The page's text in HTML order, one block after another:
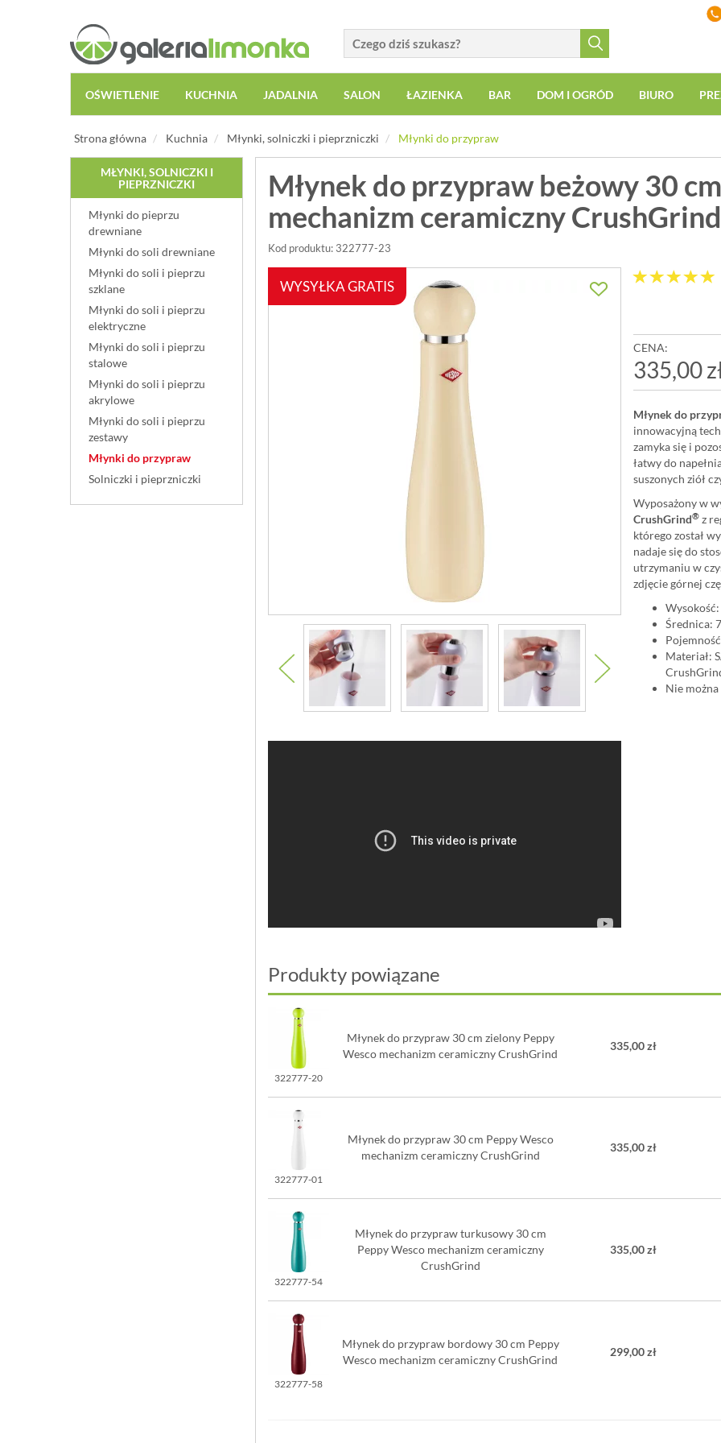
OŚWIETLENIE KUCHNIA JADALNIA SALON ŁAZIENKA BAR DOM I OGRÓD BIURO
Strona główna Kuchnia Młynki, solniczki i pieprzniczki Młynki do przypraw
MŁYNKI, SOLNICZKI I
PIEPRZNICZKI
Młynki do pieprzu
drewniane
Młynki do soli drewniane
Młynki do soli i pieprzu
szklane
Młynki do soli i pieprzu
elektryczne
Młynki do soli i pieprzu
stalowe
Młynki do soli i pieprzu
akrylowe
Młynki do soli i pieprzu
zestawy
Młynki do przypraw
Solniczki i pieprzniczki
Młynek do przypraw beżowy 30
mechanizm ceramiczny CrushGrind
Kod produktu: 322777-23
WYSYŁKA GRATIS
CENA:
335,00
Młynek do
innowacyjną
zamyka się i
łatwy do
suszonych ziół
Wyposażony w
CrushGrind® z
którego został
nadaje się do
utrzymaniu w
zdjęcie górnej
Średnica:
Materiał:
Nie
Produkty powiązane
322777-20
Młynek do przypraw 30 cm zielony Peppy
Wesco mechanizm ceramiczny CrushGrind
335,00 zł
322777-01
Młynek do przypraw 30 cm Peppy Wesco
mechanizm ceramiczny CrushGrind
335,00 zł
322777-54
Młynek do przypraw turkusowy 30 cm
Peppy Wesco mechanizm ceramiczny
CrushGrind
335,00 zł
322777-58
Młynek do przypraw bordowy 30 cm Peppy
Wesco mechanizm ceramiczny CrushGrind
299,00 zł